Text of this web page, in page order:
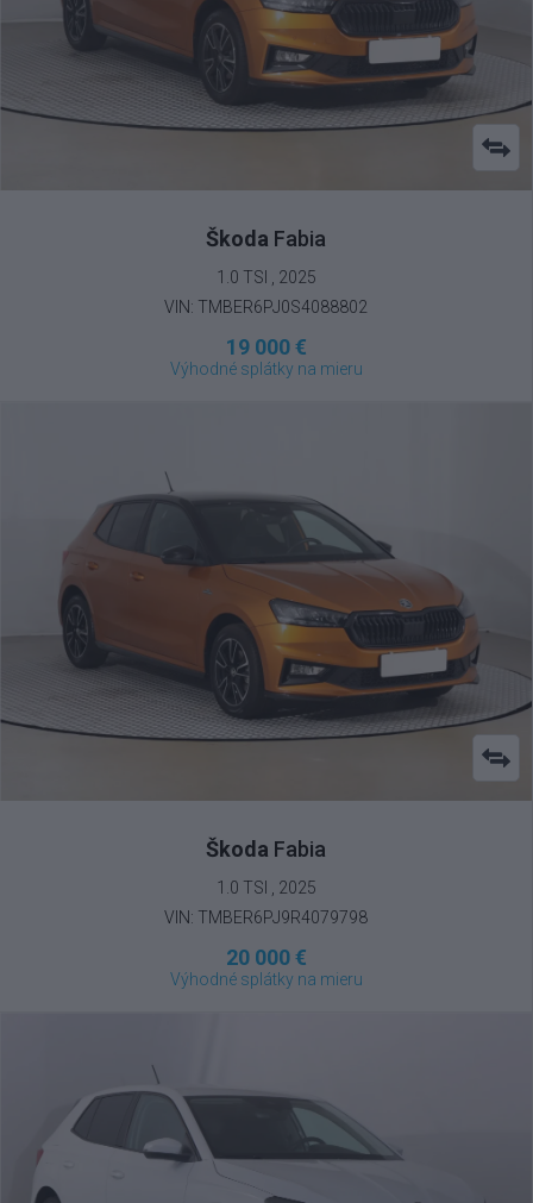
Škoda Fabia
1.0 TSI , 2025
VIN: TMBER6PJ0S4088802
19 000 €
Výhodné splátky na mieru
Škoda Fabia
1.0 TSI , 2025
VIN: TMBER6PJ9R4079798
20 000 €
Výhodné splátky na mieru